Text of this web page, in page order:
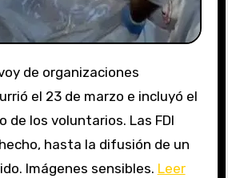
el 23 de marzo e incluyó el
de los voluntarios. Las FDI
hasta la difusión de un
Imágenes sensibles. Leer